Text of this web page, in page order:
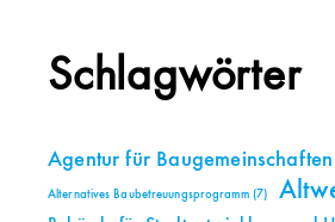
Schlagwörter
Agentur für Baugemeinschaften
Alternatives Baubetreuungsprogramm(7)